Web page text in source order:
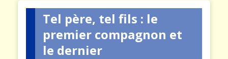
Tel père, tel fils : le
premier compagnon et
le dernier